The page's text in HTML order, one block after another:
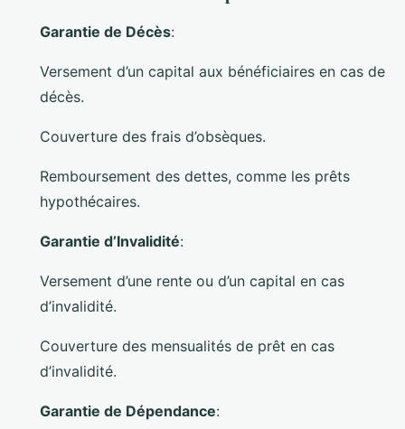
Garantie de Décès:
Versement d’un capital aux bénéficiaires en cas de
décès.
Couverture des frais d’obsèques.
Remboursement des dettes, comme les prêts
hypothécaires.
Garantie d’Invalidité:
Versement d’une rente ou d’un capital en cas
d’invalidité.
Couverture des mensualités de prêt en cas
d’invalidité.
Garantie de Dépendance: